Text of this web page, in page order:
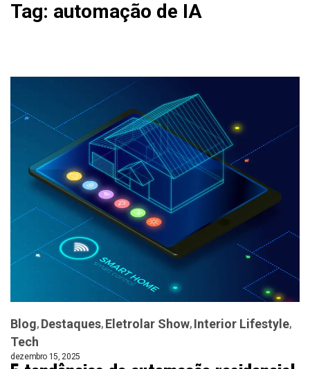
Tag: automação de IA
Blog Destaques Eletrolar Show Interior Lifestyle
Tech
dezembro 15, 2025